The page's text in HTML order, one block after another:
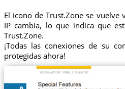
El icono de Trust.Zone se vuelve
IP cambia, lo que indica que
Trust.Zone.
¡Todas las conexiones de su
protegidas ahora!